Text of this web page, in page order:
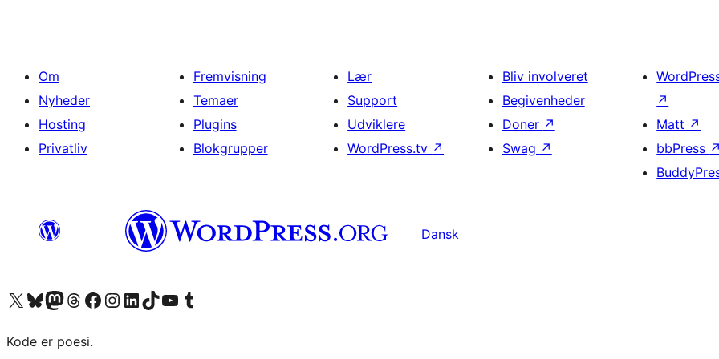
Om
Nyheder
Hosting
Privatliv
Fremvisning
Temaer
Plugins
Blokgrupper
Lær
Support
Udviklere
WordPress.tv ↗
Bliv involveret
Begivenheder
Doner ↗
Swag ↗
↗
Matt ↗
bbPress ↗
Dansk
Besøg vores X (tidligere Twitter) konto
Besøg vores Bluesky-konto
Besøg vores Mastodon konto
Besøg vores Threads-konto
Besøg vores Facebook sideBesøg vores Instagram konto
Besøg vores LinkedIn konto
Besøg vores TikTok-konto
Besøg vores YouTube-kanalBesøg vores Tumblr-konto
Kode er poesi.